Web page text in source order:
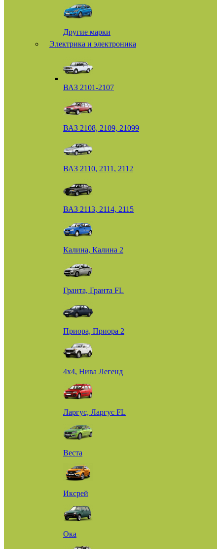
Другие марки
Электрика и электроника
ВАЗ 2101-2107
ВАЗ 2108, 2109, 21099
ВАЗ 2110, 2111, 2112
ВАЗ 2113, 2114, 2115
Калина, Калина 2
Гранта, Гранта FL
Приора, Приора 2
4х4, Нива Легенд
Ларгус, Ларгус FL
Веста
Иксрей
Ока